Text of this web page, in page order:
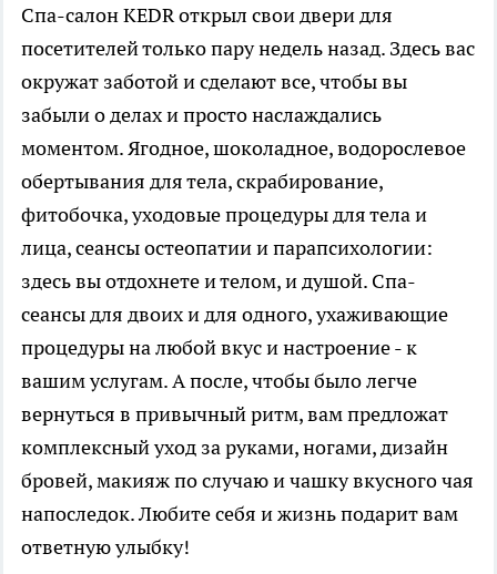
Спа-салон KEDR открыл свои двери для
посетителей только пару недель назад. Здесь вас
окружат заботой и сделают все, чтобы вы
забыли о делах и просто наслаждались
моментом. Ягодное, шоколадное, водорослевое
обертывания для тела, скрабирование,
фитобочка, уходовые процедуры для тела и
лица, сеансы остеопатии и парапсихологии:
здесь вы отдохнете и телом, и душой. Спа-
сеансы для двоих и для одного, ухаживающие
процедуры на любой вкус и настроение - к
вашим услугам. А после, чтобы было легче
вернуться в привычный ритм, вам предложат
комплексный уход за руками, ногами, дизайн
бровей, макияж по случаю и чашку вкусного чая
напоследок. Любите себя и жизнь подарит вам
ответную улыбку!